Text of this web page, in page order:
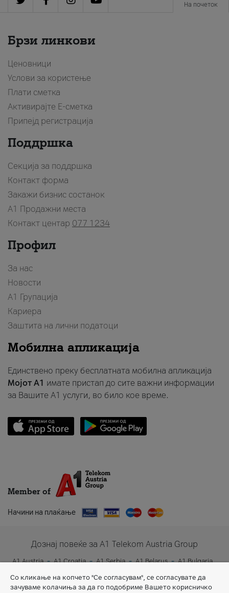
На почеток
Брзи линкови
Ценовници
Услови за користење
Плати сметка
Активирајте Е-сметка
Припејд регистрација
Поддршка
Секција за поддршка
Контакт форма
Закажи бизнис состанок
A1 Продажни места
Контакт центар 077 1234
Профил
За нас
Новости
А1 Групација
Кариера
Заштита на лични податоци
Мобилна апликација
Единствено преку бесплатната мобилна апликација
Мојот A1 имате пристап до сите важни информации
за Вашите A1 услуги, во било кое време.
Member of
Начини на плаќање
Дознај повеќе за A1 Telekom Austria Group
A1 Austria A1 Croatia A1 Serbia A1 Belarus
A1 Bulgaria
A1 Slovenia
A1 Digital
Со кликање на копчето "Се согласувам", се согласувате да
зачуваме колачиња за да го подобриме Вашето корисничко